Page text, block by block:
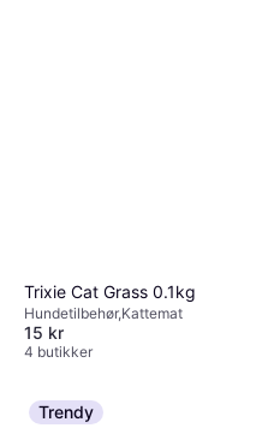
Trixie Cat Grass 0.1kg
Hundetilbehør,Kattemat
15 kr
4 butikker
Trendy